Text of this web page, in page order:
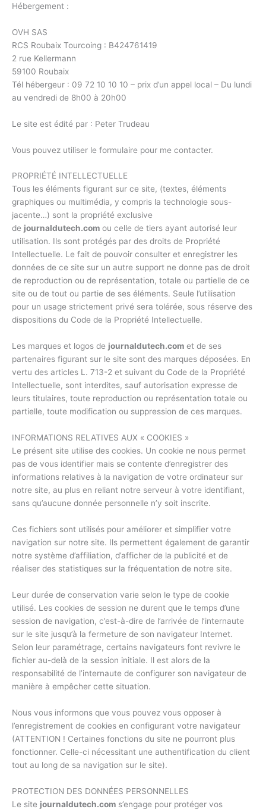
Hébergement :
OVH SAS
RCS Roubaix Tourcoing : B424761419
2 rue Kellermann
59100 Roubaix
Tél hébergeur : 09 72 10 10 10 – prix d’un appel local – Du lundi
au vendredi de 8h00 à 20h00
Le site est édité par : Peter Trudeau
Vous pouvez utiliser le formulaire pour me contacter.
PROPRIÉTÉ INTELLECTUELLE
Tous les éléments figurant sur ce site, (textes, éléments
graphiques ou multimédia, y compris la technologie sous-
jacente…) sont la propriété exclusive
de journaldutech.com ou celle de tiers ayant autorisé leur
utilisation. Ils sont protégés par des droits de Propriété
Intellectuelle. Le fait de pouvoir consulter et enregistrer les
données de ce site sur un autre support ne donne pas de droit
de reproduction ou de représentation, totale ou partielle de ce
site ou de tout ou partie de ses éléments. Seule l’utilisation
pour un usage strictement privé sera tolérée, sous réserve des
dispositions du Code de la Propriété Intellectuelle.
Les marques et logos de journaldutech.com et de ses
partenaires figurant sur le site sont des marques déposées. En
vertu des articles L. 713-2 et suivant du Code de la Propriété
Intellectuelle, sont interdites, sauf autorisation expresse de
leurs titulaires, toute reproduction ou représentation totale ou
partielle, toute modification ou suppression de ces marques.
INFORMATIONS RELATIVES AUX « COOKIES »
Le présent site utilise des cookies. Un cookie ne nous permet
pas de vous identifier mais se contente d’enregistrer des
informations relatives à la navigation de votre ordinateur sur
notre site, au plus en reliant notre serveur à votre identifiant,
sans qu’aucune donnée personnelle n’y soit inscrite.
Ces fichiers sont utilisés pour améliorer et simplifier votre
navigation sur notre site. Ils permettent également de garantir
notre système d’affiliation, d’afficher de la publicité et de
réaliser des statistiques sur la fréquentation de notre site.
Leur durée de conservation varie selon le type de cookie
utilisé. Les cookies de session ne durent que le temps d’une
session de navigation, c’est-à-dire de l’arrivée de l’internaute
sur le site jusqu’à la fermeture de son navigateur Internet.
Selon leur paramétrage, certains navigateurs font revivre le
fichier au-delà de la session initiale. Il est alors de la
responsabilité de l’internaute de configurer son navigateur de
manière à empêcher cette situation.
Nous vous informons que vous pouvez vous opposer à
l’enregistrement de cookies en configurant votre navigateur
(ATTENTION ! Certaines fonctions du site ne pourront plus
fonctionner. Celle-ci nécessitant une authentification du client
tout au long de sa navigation sur le site).
PROTECTION DES DONNÉES PERSONNELLES
Le site journaldutech.com s’engage pour protéger vos